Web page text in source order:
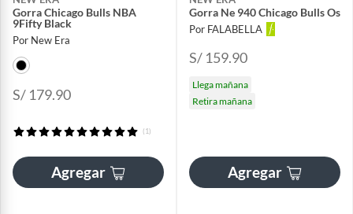
Gorra Chicago Bulls NBA
9Fifty Black
Por New Era
S/ 179.90
(1)
Agregar
Gorra Ne 940 Chicago Bulls Os
Por FALABELLA
S/ 159.90
Llega mañana
Retira mañana
Agregar